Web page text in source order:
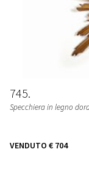
745
Specchiera in legno
VENDUTO € 704